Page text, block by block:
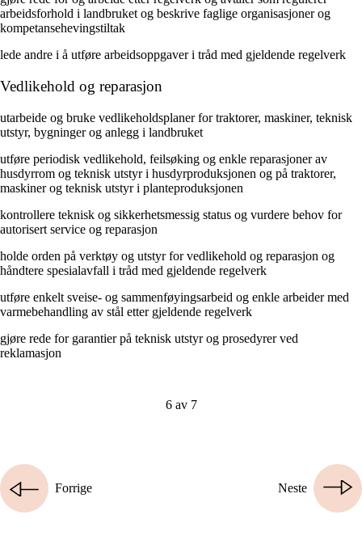
arbeidsforhold i landbruket og beskrive faglige organisasjoner og
kompetansehevingstiltak
lede andre i å utføre arbeidsoppgaver i tråd med gjeldende regelverk
Vedlikehold og reparasjon
utarbeide og bruke vedlikeholdsplaner for traktorer, maskiner, teknisk
utstyr, bygninger og anlegg i landbruket
utføre periodisk vedlikehold, feilsøking og enkle reparasjoner av
husdyrrom og teknisk utstyr i husdyrproduksjonen og på traktorer,
maskiner og teknisk utstyr i planteproduksjonen
kontrollere teknisk og sikkerhetsmessig status og vurdere behov for
autorisert service og reparasjon
holde orden på verktøy og utstyr for vedlikehold og reparasjon og
håndtere spesialavfall i tråd med gjeldende regelverk
utføre enkelt sveise- og sammenføyingsarbeid og enkle arbeider med
varmebehandling av stål etter gjeldende regelverk
gjøre rede for garantier på teknisk utstyr og prosedyrer ved
reklamasjon
6 av 7
Neste
Forrige